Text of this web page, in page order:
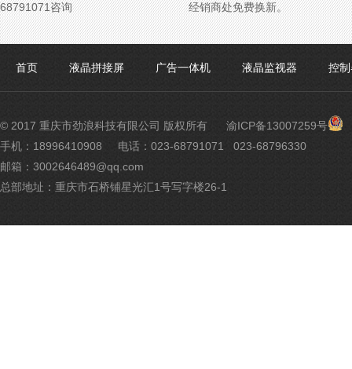
68791071咨询
经销商处免费换新。
首页 液晶拼接屏 广告一体机 液晶监视器 控
© 2017 重庆市劲浪科技有限公司 版权所有 渝ICP备13007259号 渝
手机：18996410908
电话：023-68791071 023-68796330
邮箱：3002646489@qq.com
总部地址：重庆市石桥铺星光汇1号写字楼26-1